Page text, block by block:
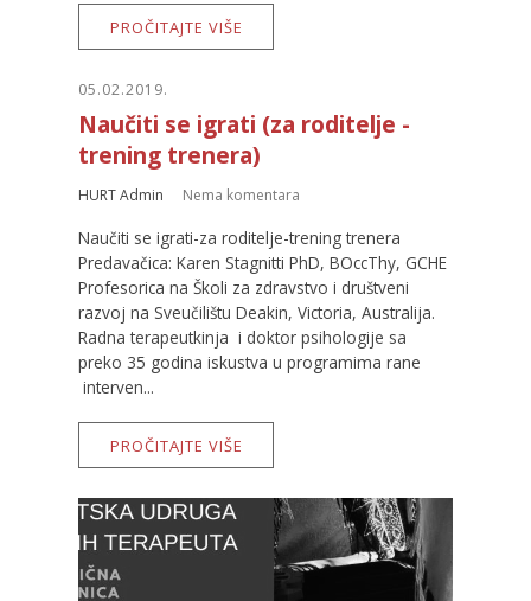
PROČITAJTE VIŠE
05.02.2019.
Naučiti se igrati (za roditelje -
trening trenera)
HURT Admin Nema komentara
Naučiti se igrati-za roditelje-trening trenera
Predavačica: Karen Stagnitti PhD, BOccThy, GCHE
Profesorica na Školi za zdravstvo i društveni
razvoj na Sveučilištu Deakin, Victoria, Australija.
Radna terapeutkinja i doktor psihologije sa
preko 35 godina iskustva u programima rane
interven...
PROČITAJTE VIŠE